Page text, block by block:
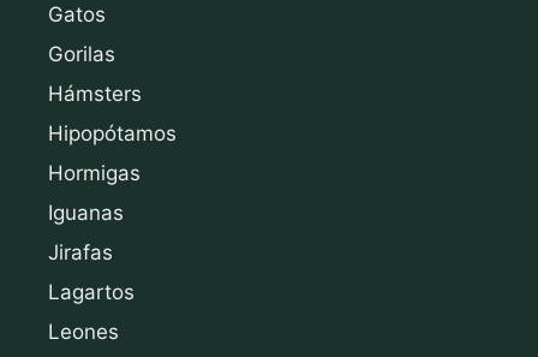
Gatos
Gorilas
Hámsters
Hipopótamos
Hormigas
Iguanas
Jirafas
Lagartos
Leones